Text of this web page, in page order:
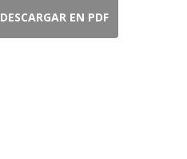
DESCARGAR EN PDF